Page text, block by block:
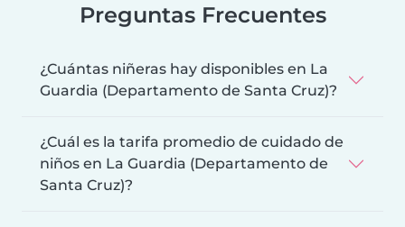
Preguntas Frecuentes
¿Cuántas niñeras hay disponibles en La
Guardia (Departamento de Santa Cruz)?
¿Cuál es la tarifa promedio de cuidado de
niños en La Guardia (Departamento de
Santa Cruz)?